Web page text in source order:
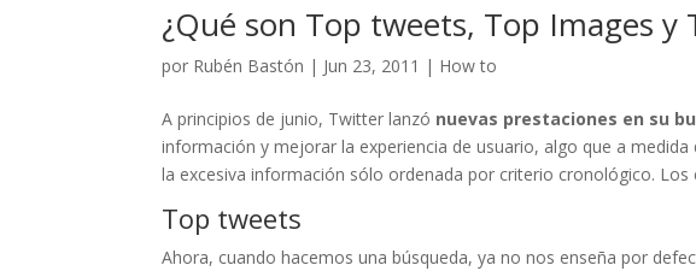
¿Qué son Top tweets, Top Images y
por Rubén Bastón | Jun 23, 2011 | How to
A principios de junio, Twitter lanzó nuevas prestaciones en su
información y mejorar la experiencia de usuario, algo que a
la excesiva información sólo ordenada por criterio cronológico. Los
Top tweets
Ahora, cuando hacemos una búsqueda, ya no nos enseña por